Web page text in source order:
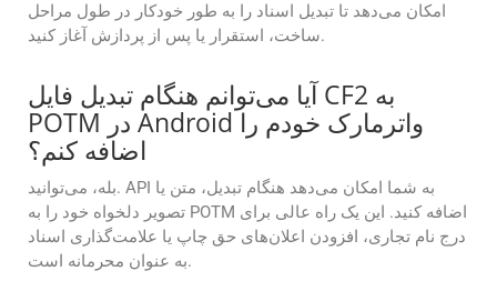
امکان می‌دهد تا تبدیل اسناد را به طور خودکار در طول مراحل
ساخت، استقرار یا پس از پردازش آغاز کنید.
آیا می‌توانم هنگام تبدیل فایل CF2 به
POTM در Android واترمارک خودم را
اضافه کنم؟
بله، می‌توانید. API به شما امکان می‌دهد هنگام تبدیل، متن یا
تصویر دلخواه خود را به POTM اضافه کنید. این یک راه عالی برای
درج نام تجاری، افزودن اعلان‌های حق چاپ یا علامت‌گذاری اسناد
به عنوان محرمانه است.